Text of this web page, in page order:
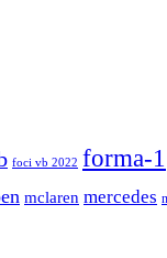
foci vb 2022 forma-1
mclaren mercedes